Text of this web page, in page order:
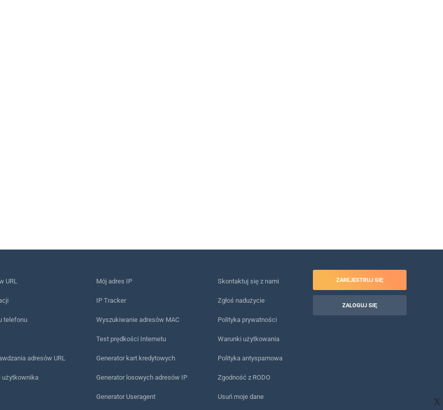
X
URL
telefonu
adresów URL
użytkownika
Mój adres IP
IP Tracker
Wyszukiwanie adresów MAC
Test prędkości Internetu
Generator kart kredytowych
Generator losowych adresów IP
Generator Useragent
Skontaktuj się z nami
Zgłoś nadużycie
Polityka prywatności
Warunki użytkowania
Polityka antyspamowa
Zgodność z RODO
Usuń moje dane
ZAREJESTRUJ SIĘ
ZALOGUJ SIĘ